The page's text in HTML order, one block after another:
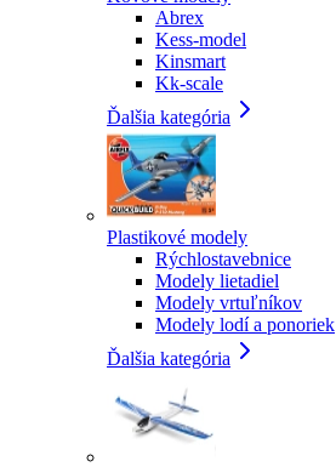
Abrex
Kess-model
Kinsmart
Kk-scale
Ďalšia kategória
Plastikové modely
Rýchlostavebnice
Modely lietadiel
Modely vrtuľníkov
Modely lodí a ponoriek
Ďalšia kategória